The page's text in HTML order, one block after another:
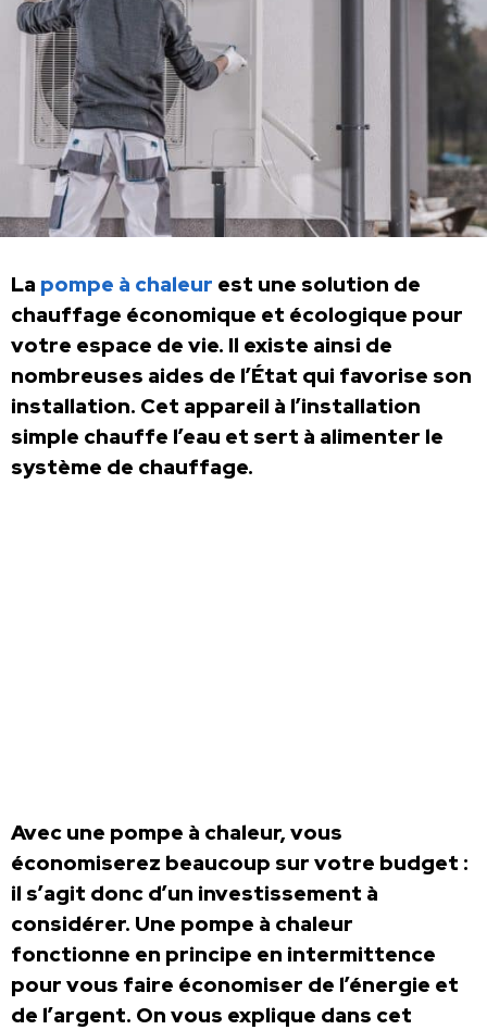
La pompe à chaleur est une solution de
chauffage économique et écologique pour
votre espace de vie. Il existe ainsi de
nombreuses aides de l’État qui favorise son
installation. Cet appareil à l’installation
simple chauffe l’eau et sert à alimenter le
système de chauffage.
Avec une pompe à chaleur, vous
économiserez beaucoup sur votre budget :
il s’agit donc d’un investissement à
considérer. Une pompe à chaleur
fonctionne en principe en intermittence
pour vous faire économiser de l’énergie et
de l’argent. On vous explique dans cet